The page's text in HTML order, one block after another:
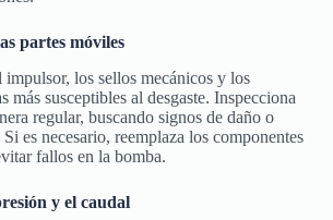
partes móviles
impulsor, los sellos mecánicos y los
más susceptibles al desgaste. Inspecciona
regular, buscando signos de daño o
es necesario, reemplaza los componentes
fallos en la bomba.
y el caudal